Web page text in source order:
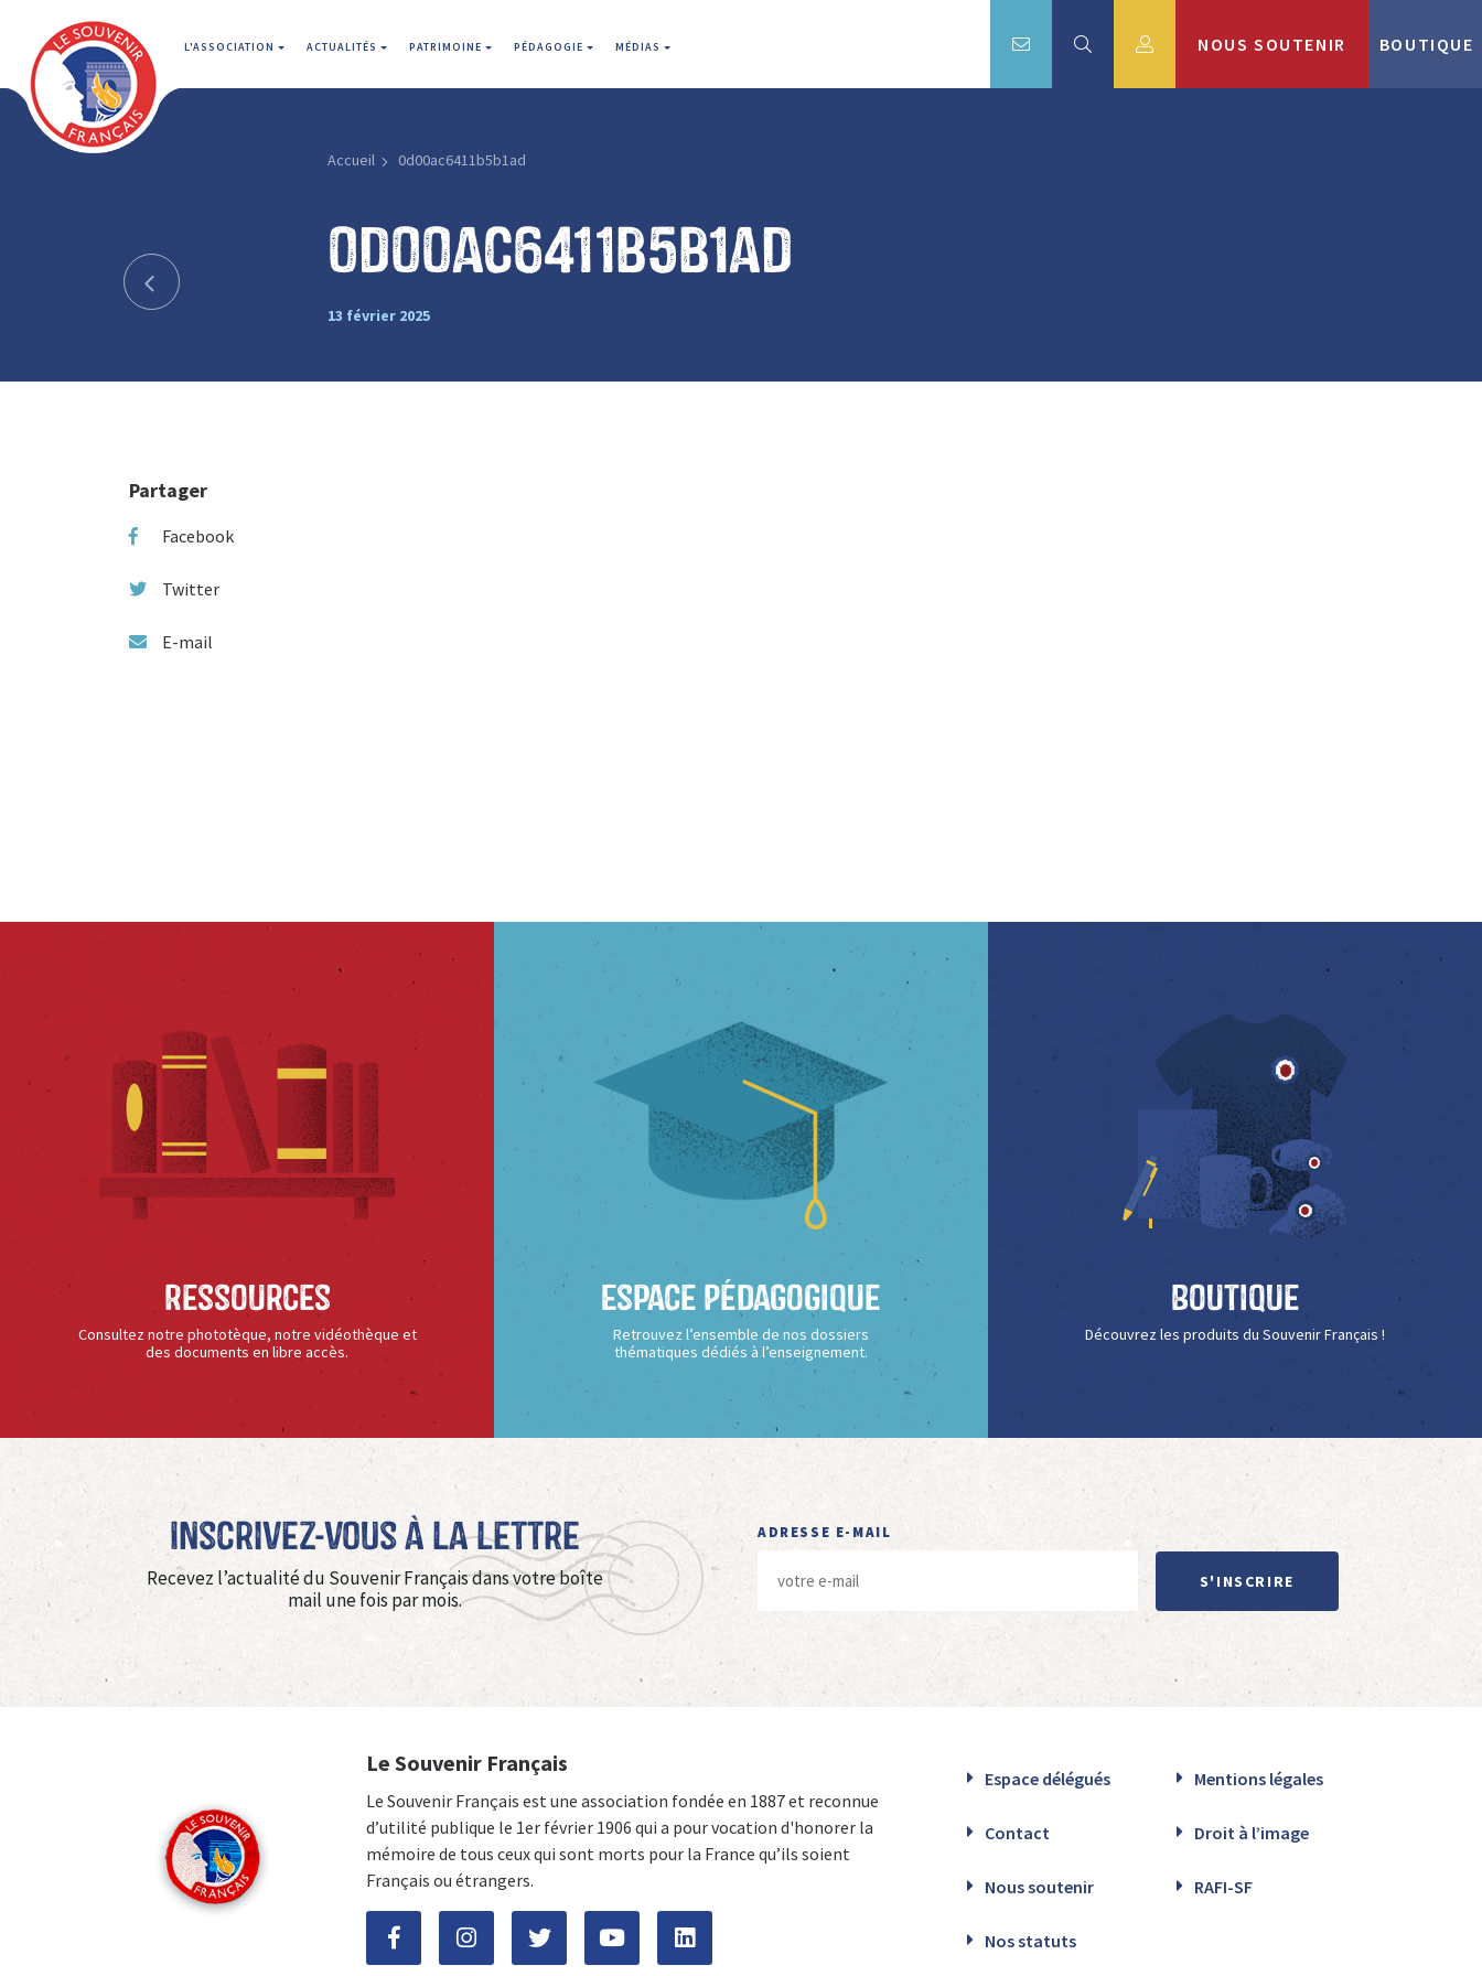
L'ASSOCIATION ACTUALITÉS PATRIMOINE PÉDAGOGIE MÉDIAS NOUS SOUTENIR BOUTIQUE
Accueil 0d00ac6411b5b1ad
0d00ac6411b5b1ad
13 février 2025
Partager
Facebook
Twitter
E-mail
Ressources
Consultez notre phototèque, notre vidéothèque et
des documents en libre accès.
Espace Pédagogique
Retrouvez l’ensemble de nos dossiers
thématiques dédiés à l’enseignement.
Boutique
Découvrez les produits du Souvenir Français !
Inscrivez-vous à La Lettre
Recevez l’actualité du Souvenir Français dans votre boîte
mail une fois par mois.
ADRESSE E-MAIL
S'INSCRIRE
Le Souvenir Français
Le Souvenir Français est une association fondée en 1887 et reconnue
d’utilité publique le 1er février 1906 qui a pour vocation d'honorer la
mémoire de tous ceux qui sont morts pour la France qu’ils soient
Français ou étrangers.
Espace délégués Mentions légales
Contact Droit à l’image
Nous soutenir RAFI-SF
Nos statuts